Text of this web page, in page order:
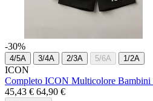
-30%
4/5A 3/4A 2/3A 5/6A 1/2A
ICON
Completo ICON Multicolore Bambini
45,43 € 64,90 €